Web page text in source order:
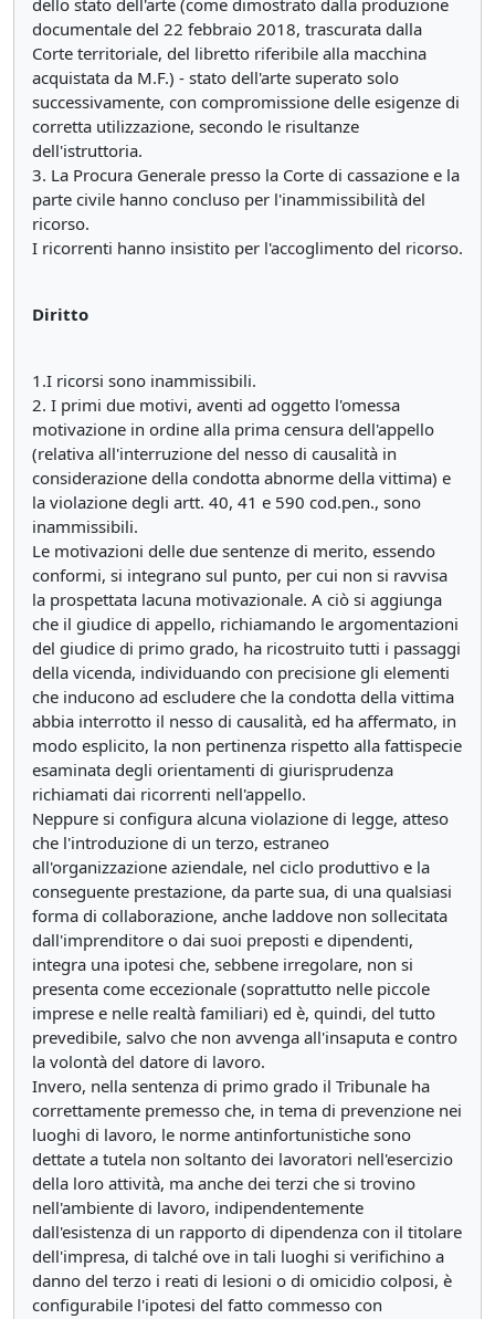
dello stato dell'arte (come dimostrato dalla produzione
documentale del 22 febbraio 2018, trascurata dalla
Corte territoriale, del libretto riferibile alla macchina
acquistata da M.F.) - stato dell'arte superato solo
successivamente, con compromissione delle esigenze di
corretta utilizzazione, secondo le risultanze
dell'istruttoria.
3. La Procura Generale presso la Corte di cassazione e la
parte civile hanno concluso per l'inammissibilità del
ricorso.
I ricorrenti hanno insistito per l'accoglimento del ricorso.
Diritto
1.I ricorsi sono inammissibili.
2. I primi due motivi, aventi ad oggetto l'omessa
motivazione in ordine alla prima censura dell'appello
(relativa all'interruzione del nesso di causalità in
considerazione della condotta abnorme della vittima) e
la violazione degli artt. 40, 41 e 590 cod.pen., sono
inammissibili.
Le motivazioni delle due sentenze di merito, essendo
conformi, si integrano sul punto, per cui non si ravvisa
la prospettata lacuna motivazionale. A ciò si aggiunga
che il giudice di appello, richiamando le argomentazioni
del giudice di primo grado, ha ricostruito tutti i passaggi
della vicenda, individuando con precisione gli elementi
che inducono ad escludere che la condotta della vittima
abbia interrotto il nesso di causalità, ed ha affermato, in
modo esplicito, la non pertinenza rispetto alla fattispecie
esaminata degli orientamenti di giurisprudenza
richiamati dai ricorrenti nell'appello.
Neppure si configura alcuna violazione di legge, atteso
che l'introduzione di un terzo, estraneo
all'organizzazione aziendale, nel ciclo produttivo e la
conseguente prestazione, da parte sua, di una qualsiasi
forma di collaborazione, anche laddove non sollecitata
dall'imprenditore o dai suoi preposti e dipendenti,
integra una ipotesi che, sebbene irregolare, non si
presenta come eccezionale (soprattutto nelle piccole
imprese e nelle realtà familiari) ed è, quindi, del tutto
prevedibile, salvo che non avvenga all'insaputa e contro
la volontà del datore di lavoro.
Invero, nella sentenza di primo grado il Tribunale ha
correttamente premesso che, in tema di prevenzione nei
luoghi di lavoro, le norme antinfortunistiche sono
dettate a tutela non soltanto dei lavoratori nell'esercizio
della loro attività, ma anche dei terzi che si trovino
nell'ambiente di lavoro, indipendentemente
dall'esistenza di un rapporto di dipendenza con il titolare
dell'impresa, di talché ove in tali luoghi si verifichino a
danno del terzo i reati di lesioni o di omicidio colposi, è
configurabile l'ipotesi del fatto commesso con